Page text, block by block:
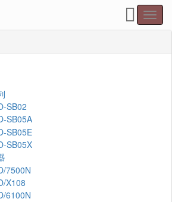
SB02
SB05A
SB05E
SB05X
7500N
X108
6100N